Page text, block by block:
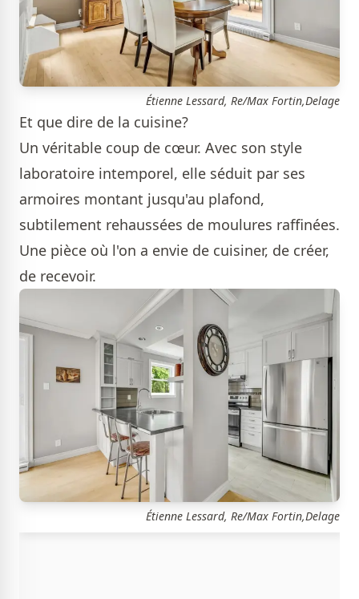
Étienne Lessard, Re/Max Fortin,Delage
Et que dire de la cuisine?
Un véritable coup de cœur. Avec son style
laboratoire intemporel, elle séduit par ses
armoires montant jusqu'au plafond,
subtilement rehaussées de moulures raffinées.
Une pièce où l'on a envie de cuisiner, de créer,
de recevoir.
Étienne Lessard, Re/Max Fortin,Delage